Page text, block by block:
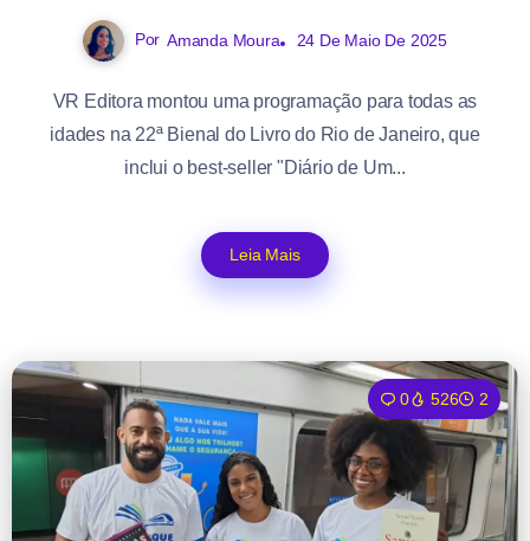
Por Amanda Moura 24 De Maio De 2025
VR Editora montou uma programação para todas as
idades na 22ª Bienal do Livro do Rio de Janeiro, que
inclui o best-seller "Diário de Um...
Leia Mais
0 526 2